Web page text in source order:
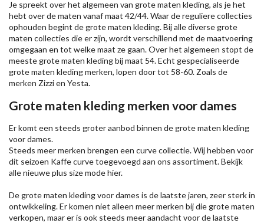
Je spreekt over het algemeen van grote maten kleding, als je het
hebt over de maten vanaf maat 42/44. Waar de reguliere collecties
ophouden begint de grote maten kleding. Bij alle diverse grote
maten collecties die er zijn, wordt verschillend met de maatvoering
omgegaan en tot welke maat ze gaan. Over het algemeen stopt de
meeste grote maten kleding bij maat 54. Echt gespecialiseerde
grote maten kleding merken, lopen door tot 58-60. Zoals de
merken Zizzien Yesta.
Grote maten kleding merken voor dames
Er komt een steeds groter aanbod binnen de grote maten kleding
voor dames.
Steeds meer merken brengen een curve collectie. Wij hebben voor
dit seizoen Kaffecurve toegevoegd aan ons assortiment. Bekijk
alle nieuweplus size modehier.
De grote maten kleding voor dames is de laatste jaren, zeer sterk in
ontwikkeling. Er komen niet alleen meer merken bij die grote maten
verkopen, maar er is ook steeds meer aandacht voor de laatste